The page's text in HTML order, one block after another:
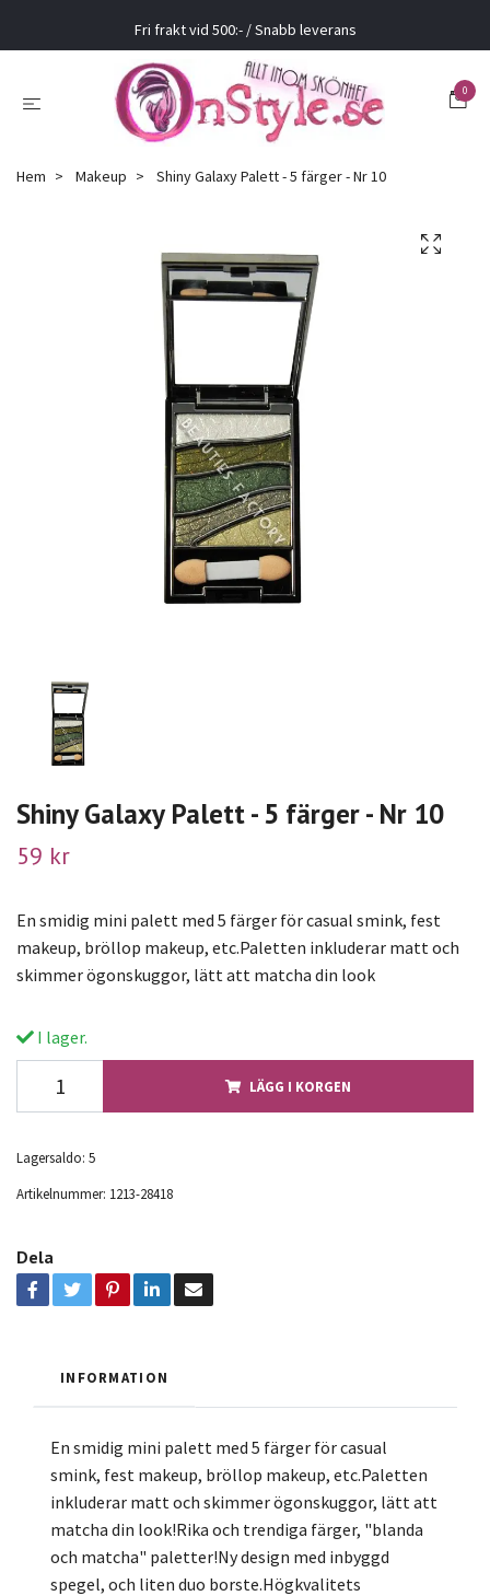
Fri frakt vid 500:- / Snabb leverans
0
Hem Makeup Shiny Galaxy Palett - 5 färger - Nr 10
Shiny Galaxy Palett - 5 färger - Nr 10
59 kr
En smidig mini palett med 5 färger för casual smink, fest
makeup, bröllop makeup, etc.Paletten inkluderar matt och
skimmer ögonskuggor, lätt att matcha din look
I lager.
LÄGG I KORGEN
Lagersaldo: 5
Artikelnummer: 1213-28418
Dela
INFORMATION
En smidig mini palett med 5 färger för casual
smink, fest makeup, bröllop makeup, etc.Paletten
inkluderar matt och skimmer ögonskuggor, lätt att
matcha din look!Rika och trendiga färger, "blanda
och matcha" paletter!Ny design med inbyggd
spegel, och liten duo borste.Högkvalitets